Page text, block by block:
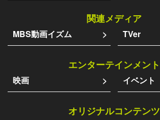
関連メディア
MBS動画イズム TVer
エンターテインメント
映画 イベント
オリジナルコンテンツ